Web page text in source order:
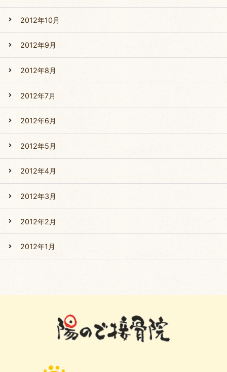
2012年10月
2012年9月
2012年8月
2012年7月
2012年6月
2012年5月
2012年4月
2012年3月
2012年2月
2012年1月